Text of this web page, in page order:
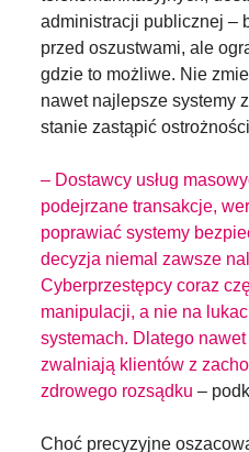
administracji publicznej –
przed oszustwami, ale
gdzie to możliwe. Nie
nawet najlepsze systemy
stanie zastąpić
– Dostawcy usług
podejrzane transakcje,
poprawiać systemy
decyzja niemal zawsze
Cyberprzestępcy coraz
manipulacji, a nie na
systemach. Dlatego
zwalniają klientów z
zdrowego rozsądku–
Choć precyzyjne